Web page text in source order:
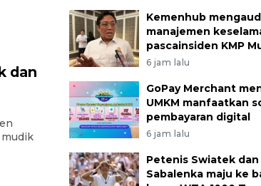
dan
Kemenhub
manajemen
pascainsiden KMP
6 jam lalu
GoPay Merchant
UMKM manfaatkan
pembayaran digital
6 jam lalu
Petenis Swiatek dan
Sabalenka maju ke